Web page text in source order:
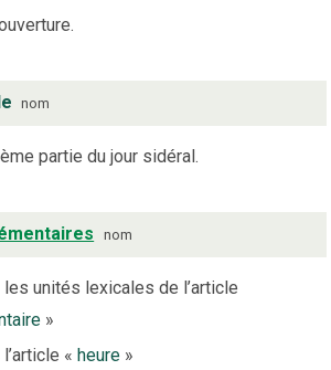
nom
partie du jour sidéral.
nom
les unités lexicales de l’article
»
l’article «heure »